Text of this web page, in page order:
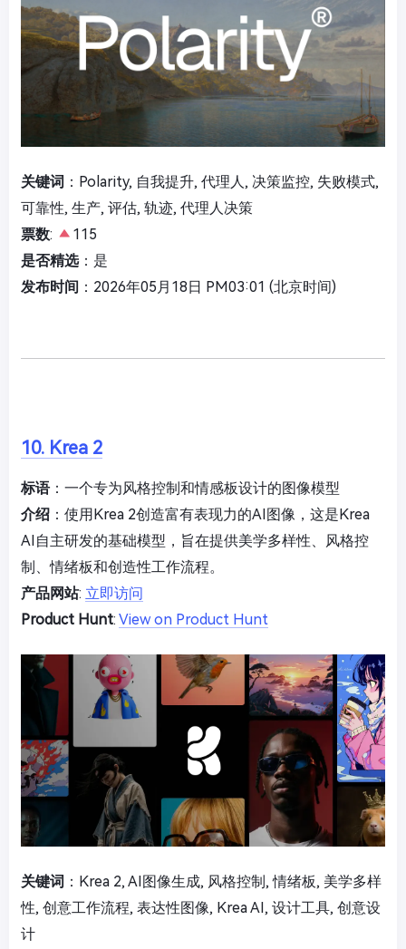
关键词 ：Polarity, 自我提升, 代理人, 决策监控, 失败模式,
可靠性, 生产, 评估, 轨迹, 代理人决策
票数:
115
是否精选：是
发布时间 ：2026年05月18日 PM03:01 (北京时间)
10. Krea 2
标语：一个专为风格控制和情感板设计的图像模型
介绍 ：使用Krea 2创造富有表现力的AI图像，这是Krea
AI自主研发的基础模型，旨在提供美学多样性、风格控
制、情绪板和创造性工作流程。
产品网站: 立即访问
Product Hunt: View on Product Hunt
关键词 ：Krea 2, AI图像生成, 风格控制, 情绪板, 美学多样
性, 创意工作流程, 表达性图像, Krea AI, 设计工具, 创意设
计